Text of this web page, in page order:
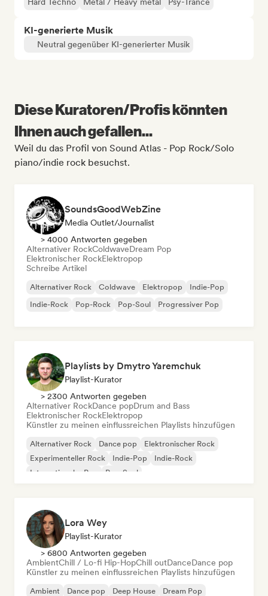
KI-generierte Musik
Neutral gegenüber KI-generierter Musik
Diese Kuratoren/Profis könnten
Ihnen auch gefallen...
Weil du das Profil von Sound Atlas - Pop Rock/Solo
piano/indie rock besuchst.
SoundsGoodWebZine
Media Outlet/Journalist
> 4000 Antworten gegeben
Alternativer RockColdwaveDream Pop
Elektronischer RockElektropop
Schreibe Artikel
Alternativer Rock Coldwave Elektropop
Indie-Pop
Indie-Rock
Pop-Rock Pop-Soul Progressiver Pop
Playlists by Dmytro Yaremchuk
Playlist-Kurator
> 2300 Antworten gegeben
Alternativer RockDance popDrum and Bass
Elektronischer RockElektropop
Künstler zu meinen einflussreichen Playlists hinzufügen
Alternativer Rock Dance pop
Elektronischer Rock
Experimenteller Rock
Indie-Pop
Indie-Rock
Internationaler Pop
Pop-Soul
Lora Wey
Playlist-Kurator
> 6800 Antworten gegeben
AmbientChill / Lo-fi Hip-HopChill outDanceDance pop
Künstler zu meinen einflussreichen Playlists hinzufügen
Ambient Dance pop Deep House
Dream Pop